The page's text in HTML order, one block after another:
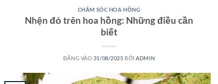
CHĂM SÓC HOA HỒNG
Nhện đỏ trên hoa hồng: Những điều cần
biết
ĐĂNG VÀO 31/08/2025 BỞIADMIN